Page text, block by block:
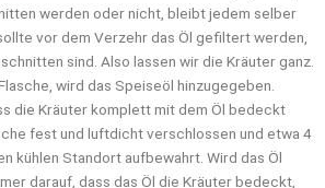
werden oder nicht, bleibt jedem selber
vor dem Verzehr das Öl gefiltert werden,
sind. Also lassen wir die Kräuter ganz.
wird das Speiseöl hinzugegeben.
die Kräuter komplett mit dem Öl bedeckt
fest und luftdicht verschlossen und etwa 4
kühlen Standort aufbewahrt. Wird das Öl
darauf, dass das Öl die Kräuter bedeckt,